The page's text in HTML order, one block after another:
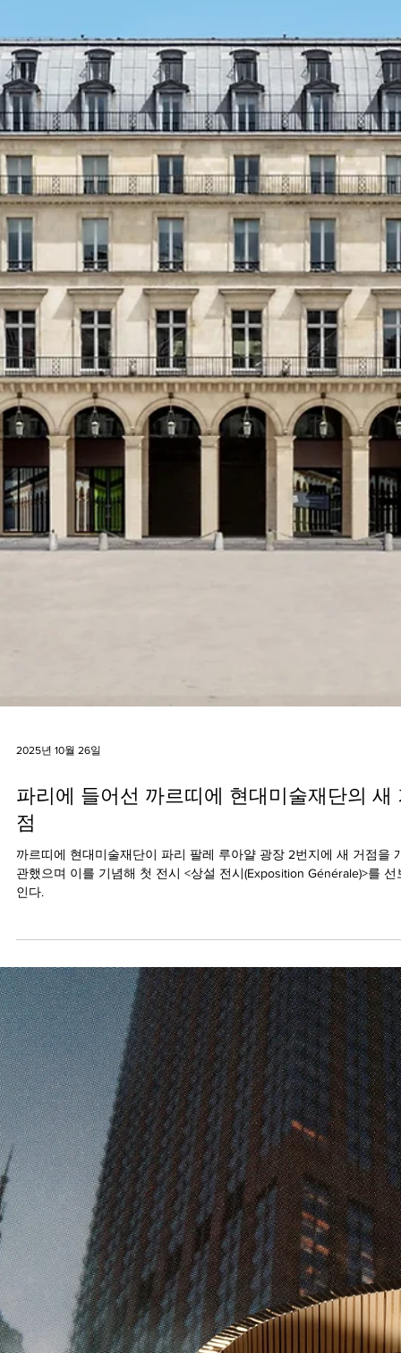
오픈하며 메종의 독보적인 세계관을 한층 더 확장했다.
2025년 10월 26일
파리에 들어선 까르띠에 현대미술재단의 새
점
까르띠에 현대미술재단이 파리 팔레 루아얄 광장 2번지에 새 거점을
관했으며 이를 기념해 첫 전시 <상설 전시(Exposition Générale)>를 선